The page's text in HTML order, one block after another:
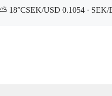
18°CSEK/USD 0.1054 · SEK/